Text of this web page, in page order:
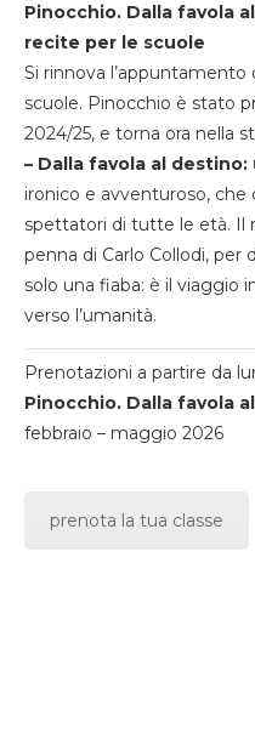
Pinocchio. Dalla favola
recite per le scuole
Si rinnova
scuole. Pinocchio è stato
2024/25, e torna ora nella
– Dalla favola al destino:
ironico e avventuroso, che
spettatori di tutte le età. Il
penna di Carlo Collodi, per
solo una fiaba: è il viaggio
verso l’umanità.
Prenotazioni a partire da
Pinocchio. Dalla favola
febbraio – maggio 2026
prenota la tua classe